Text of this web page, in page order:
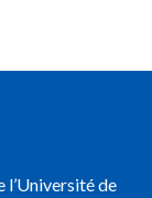
l’Université de